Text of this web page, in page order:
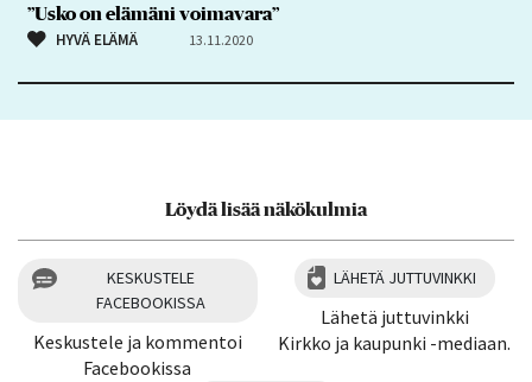
”Usko on elämäni voimavara”
HYVÄ ELÄMÄ 13.11.2020
Löydä lisää näkökulmia
KESKUSTELE
FACEBOOKISSA
Keskustele ja kommentoi
Facebookissa
LÄHETÄ JUTTUVINKKI
Lähetä juttuvinkki
Kirkko ja kaupunki -mediaan.